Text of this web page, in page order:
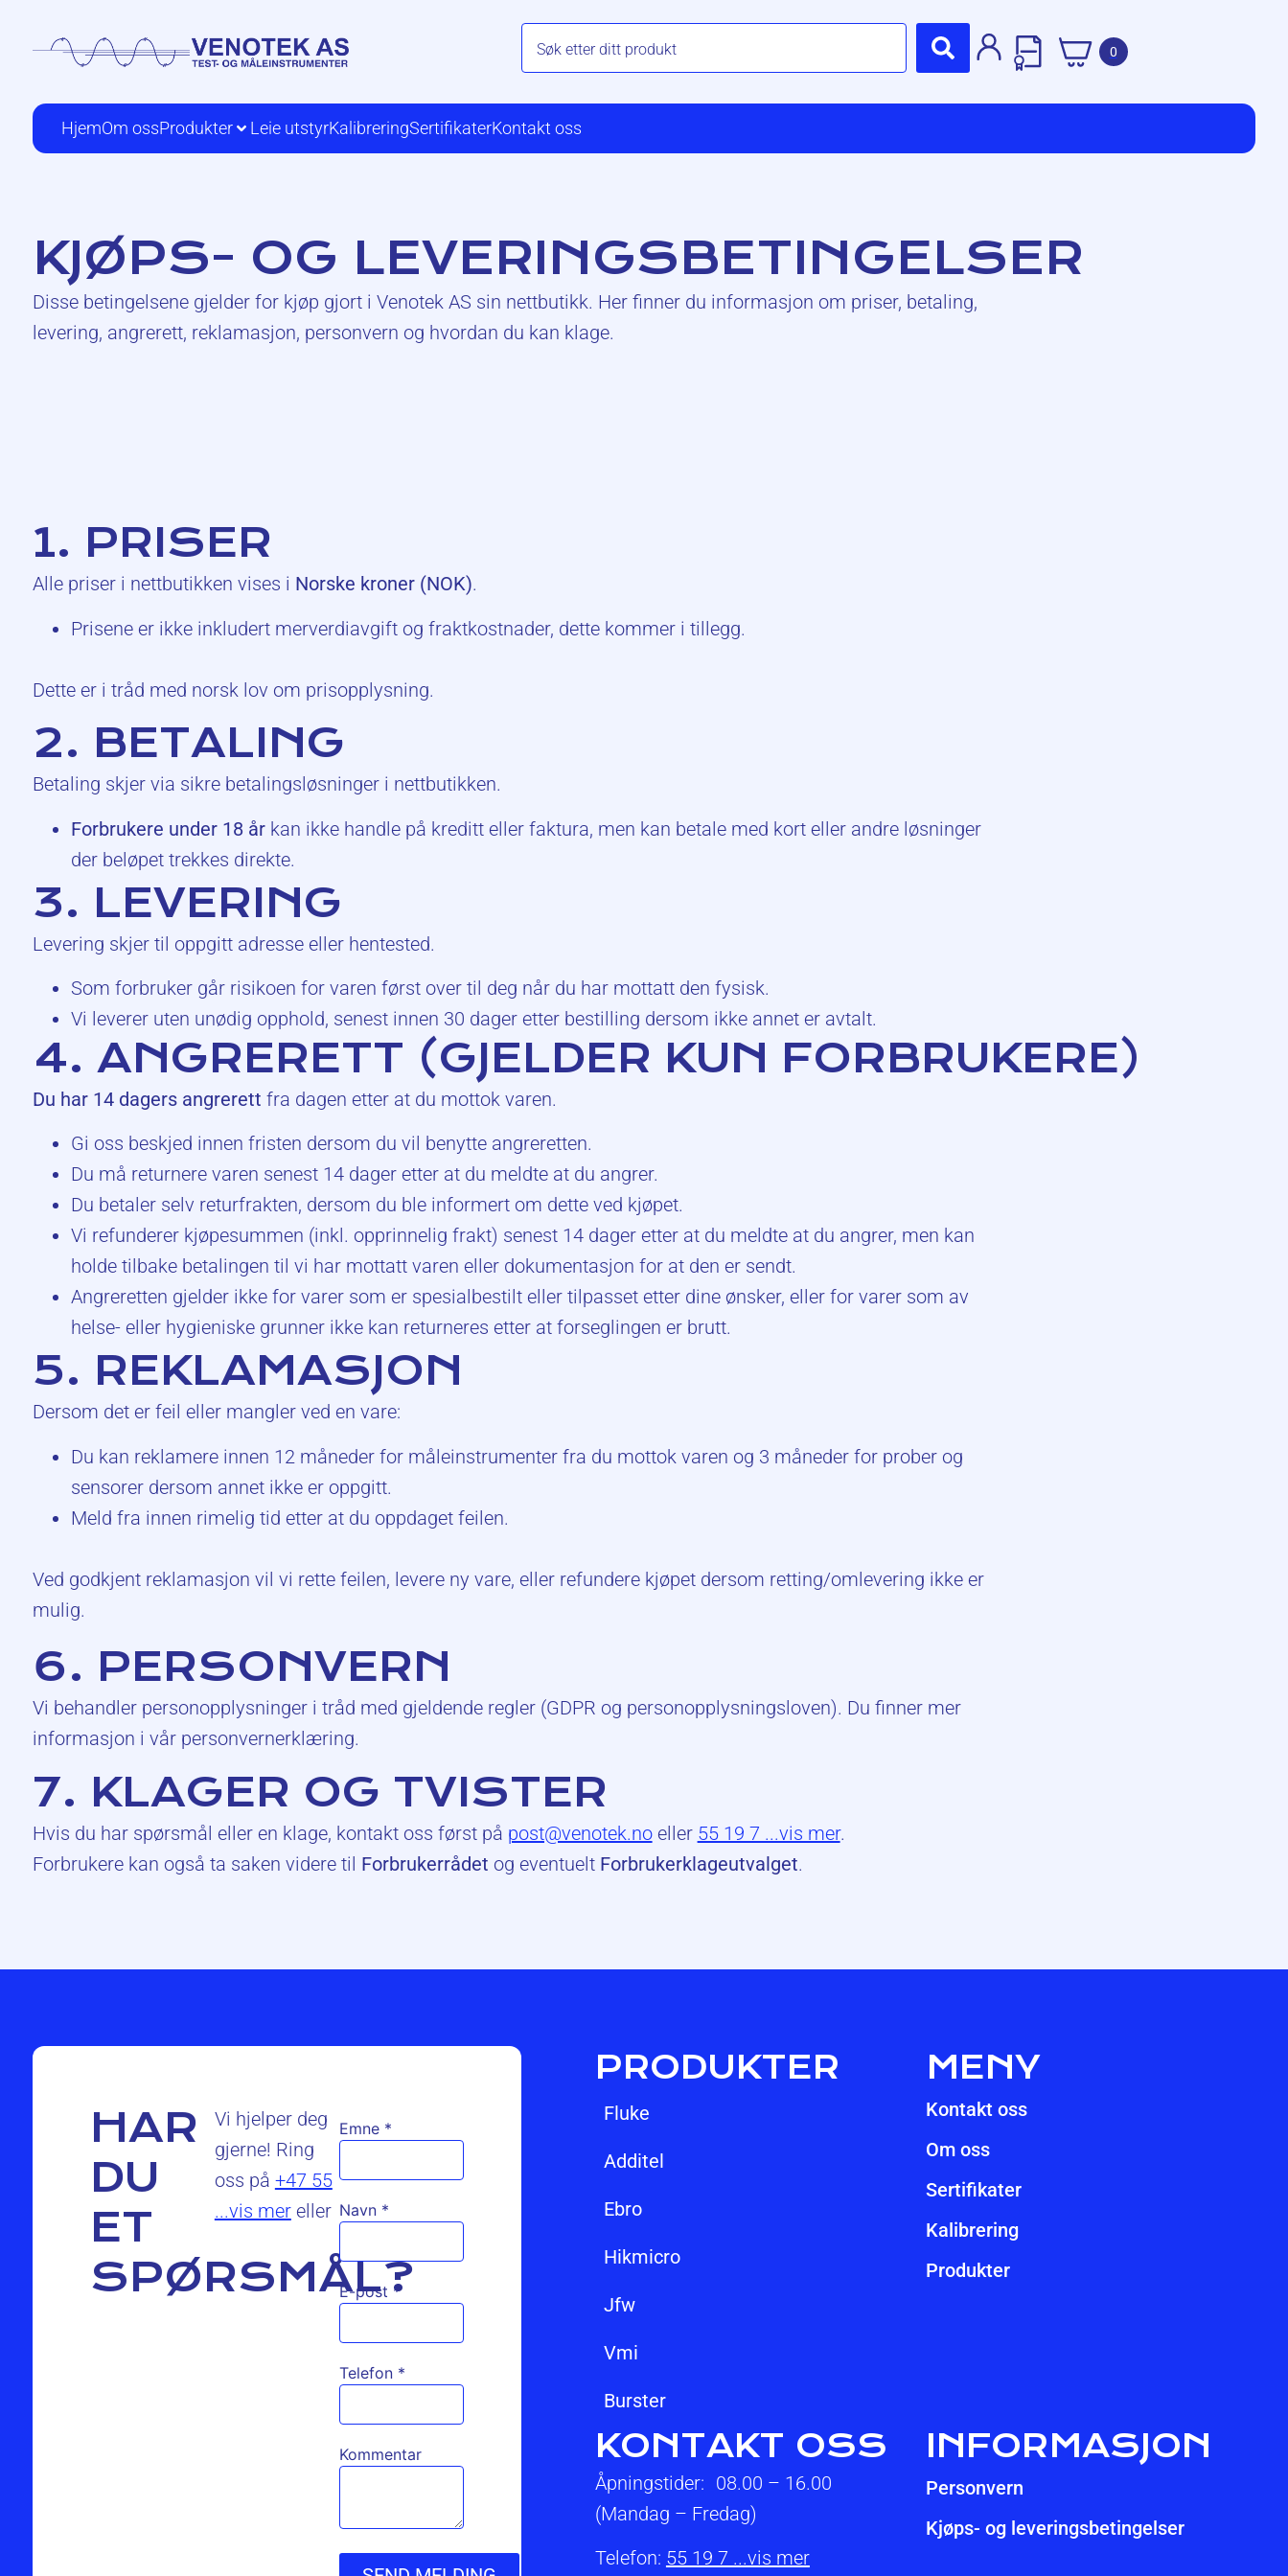
0
HjemOm ossProdukter Leie utstyrKalibreringSertifikaterKontakt oss
KJØPS- OG LEVERINGSBETINGELSER
Disse betingelsene gjelder for kjøp gjort i Venotek AS sin nettbutikk. Her finner du informasjon om priser, betaling,
levering, angrerett, reklamasjon, personvern og hvordan du kan klage.
1. PRISER
Alle priser i nettbutikken vises i Norske kroner (NOK).
Prisene er ikke inkludert merverdiavgift og fraktkostnader, dette kommer i tillegg.
Dette er i tråd med norsk lov om prisopplysning.
2. BETALING
Betaling skjer via sikre betalingsløsninger i nettbutikken.
Forbrukere under 18 årkan ikke handle på kreditt eller faktura, men kan betale med kort eller andre løsninger
der beløpet trekkes direkte.
3. LEVERING
Levering skjer til oppgitt adresse eller hentested.
Som forbruker går risikoen for varen først over til deg når du har mottatt den fysisk.
Vi leverer uten unødig opphold, senest innen 30 dager etter bestilling dersom ikke annet er avtalt.
4. ANGRERETT (GJELDER KUN FORBRUKERE)
Du har 14 dagers angrerett fra dagen etter at du mottok varen.
Gi oss beskjed innen fristen dersom du vil benytte angreretten.
Du må returnere varen senest 14 dager etter at du meldte at du angrer.
Du betaler selv returfrakten, dersom du ble informert om dette ved kjøpet.
Vi refunderer kjøpesummen (inkl. opprinnelig frakt) senest 14 dager etter at du meldte at du angrer, men kan
holde tilbake betalingen til vi har mottatt varen eller dokumentasjon for at den er sendt.
Angreretten gjelder ikke for varer som er spesialbestilt eller tilpasset etter dine ønsker, eller for varer som av
helse- eller hygieniske grunner ikke kan returneres etter at forseglingen er brutt.
5. REKLAMASJON
Dersom det er feil eller mangler ved en vare:
Du kan reklamere innen 12 måneder for måleinstrumenter fra du mottok varen og 3 måneder for prober og
sensorer dersom annet ikke er oppgitt.
Meld fra innen rimelig tid etter at du oppdaget feilen.
Ved godkjent reklamasjon vil vi rette feilen, levere ny vare, eller refundere kjøpet dersom retting/omlevering ikke er
mulig.
6. PERSONVERN
Vi behandler personopplysninger i tråd med gjeldende regler (GDPR og personopplysningsloven). Du finner mer
informasjon i vår personvernerklæring.
7. KLAGER OG TVISTER
Hvis du har spørsmål eller en klage, kontakt oss først på post@venotek.noeller 55 19 7 ...vis mer.
Forbrukere kan også ta saken videre til Forbrukerrådet og eventuelt Forbrukerklageutvalget.
HAR
DU
ET
SPØRSMÅL?
Vi hjelper deg
gjerne! Ring
oss på +47 55
...vis mereller
Emne *
Navn *
E-post *
Telefon *
Kommentar
PRODUKTER
fluke
additel
ebro
hikmicro
jfw
vmi
burster
MENY
Kontakt oss
Om oss
Sertifikater
Kalibrering
Produkter
KONTAKT OSS
Åpningstider: 08.00 – 16.00
(Mandag – Fredag)
Telefon: 55 19 7 ...vis mer
INFORMASJON
Personvern
Kjøps- og leveringsbetingelser